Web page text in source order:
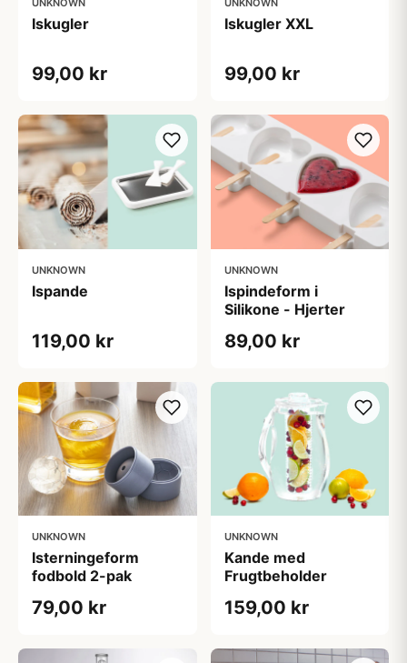
UNKNOWN
Iskugler
99,00 kr
UNKNOWN
Iskugler XXL
99,00 kr
UNKNOWN
Ispande
119,00 kr
UNKNOWN
Ispindeform i
Silikone - Hjerter
89,00 kr
UNKNOWN
Isterningeform
fodbold 2-pak
79,00 kr
UNKNOWN
Kande med
Frugtbeholder
159,00 kr